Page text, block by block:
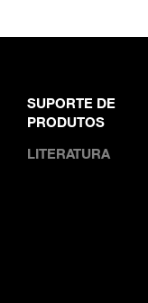
SUPORTE DE
PRODUTOS
LITERATURA